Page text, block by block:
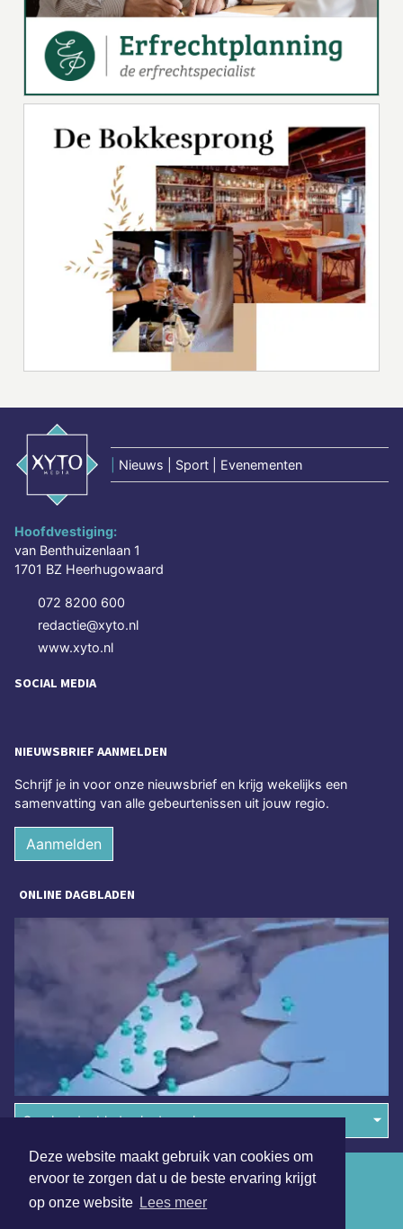
Deze website maakt gebruik van cookies om
ervoor te zorgen dat u de beste ervaring krijgt
op onze website Lees meer
Nieuws | Sport | Evenementen
Hoofdvestiging:
van Benthuizenlaan 1
1701 BZ Heerhugowaard
072 8200 600
redactie@xyto.nl
www.xyto.nl
SOCIAL MEDIA
NIEUWSBRIEF AANMELDEN
Schrijf je in voor onze nieuwsbrief en krijg wekelijks een
samenvatting van alle gebeurtenissen uit jouw regio.
Aanmelden
ONLINE DAGBLADEN
Overige dagbladen in de regio
Algemene voorwaarden
Disclaimer